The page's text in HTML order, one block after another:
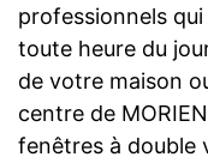
professionnels
toute heure du
de votre maison
centre de
fenêtres à double